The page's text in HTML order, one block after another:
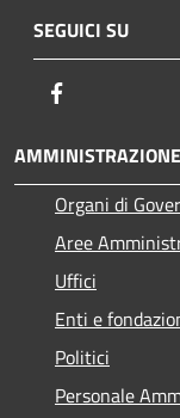
SEGUICI SU
AMMINISTRAZIONE
Organi di
Aree
Uffici
Enti e
Politici
Personale